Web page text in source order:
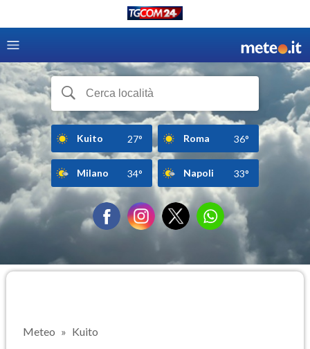
Kuito 27° Roma 36°
Milano 34° Napoli 33°
Meteo Kuito